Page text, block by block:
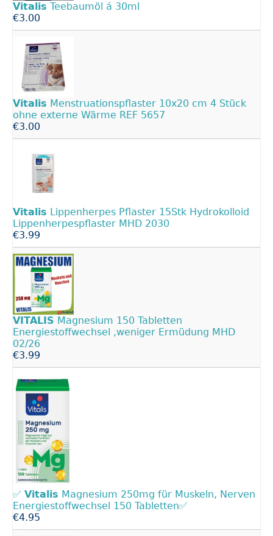
Vitalis Teebaumöl á 30ml
€3.00
Vitalis Menstruationspflaster 10x20 cm 4 Stück
ohne externe Wärme REF 5657
€3.00
Vitalis Lippenherpes Pflaster 15Stk Hydrokolloid
Lippenherpespflaster MHD 2030
€3.99
VITALIS Magnesium 150 Tabletten
Energiestoffwechsel ,weniger Ermüdung MHD
02/26
€3.99
✅ Vitalis Magnesium 250mg für Muskeln, Nerven
Energiestoffwechsel 150 Tabletten✅
€4.95